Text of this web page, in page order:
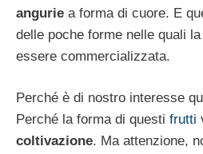
angurie a forma di cuore. E
delle poche forme nelle quali
essere commercializzata.
Perché è di nostro interesse
Perché la forma di questi frutti
coltivazione. Ma attenzione,